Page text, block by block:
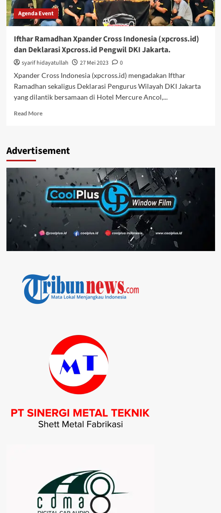
(Miracle
Of
Ramadhan)
Agenda Event
Ifthar Ramadhan Xpander Cross Indonesia (xpcross.id)
dan Deklarasi Xpcross.id Pengwil DKI Jakarta.
syarif hidayatullah 27 Mei 2023
0
Xpander Cross Indonesia (xpcross.id) mengadakan Ifthar
Ramadhan sekaligus Deklarasi Pengurus Wilayah DKI Jakarta
yang dilantik bersamaan di Hotel Mercure Ancol,...
Read MoreRead
Ramadhan
Cross
Indonesia
(xpcross.id)
dan
Deklarasi
Xpcross.id
DKI
Jakarta.
Advertisement